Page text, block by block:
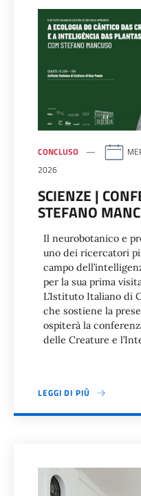
CONCLUSO
2026
SCIENZE |
STEFANO
Il neurobotanico e
uno dei ricercatori
campo
per la sua prima
L’Istituto Italiano di
che sostiene la
ospiterà la
delle Creature e
LEGGI DI PIÙ